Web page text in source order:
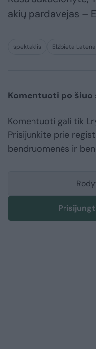
akių pardavėjas –
spektaklis Elžbieta
Komentuoti po
Komentuoti gali tik
Prisijunkite prie
bendruomenės ir